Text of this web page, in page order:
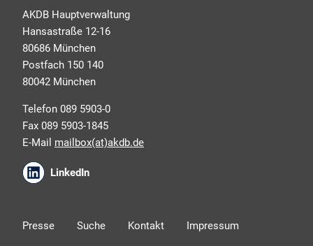
Ich erkläre mich mit den AKDB-
Datenschutzbedingungen einverstanden. Detaillierte
personenbezogenen Daten entnehme ich der
AKDB Hauptverwaltung
Hansastraße 12-16
80686 München
Postfach 150 140
80042 München
Telefon 089 5903-0
Fax 089 5903-1845
E-Mail mailbox(at)akdb.de
LinkedIn
Presse Suche Kontakt Impressum